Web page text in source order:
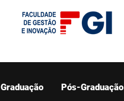
Graduação Pós-Graduação